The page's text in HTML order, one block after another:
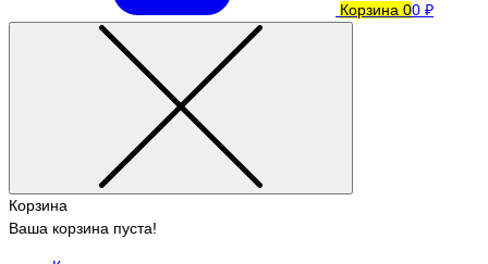
Корзина 00 ₽
Корзина
Ваша корзина пуста!